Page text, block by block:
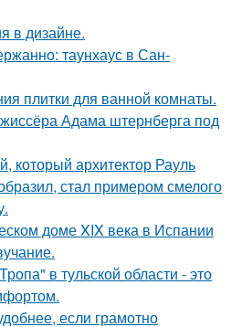
в дизайне.
таунхаус в Сан-
плитки для ванной комнаты.
Адама штернберга под
который архитектор Рауль
стал примером смелого
доме XIX века в Испании
в тульской области - это
если грамотно